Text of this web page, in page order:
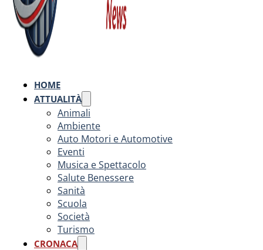
HOME
ATTUALITÀ
Animali
Ambiente
Auto Motori e Automotive
Eventi
Musica e Spettacolo
Salute Benessere
Sanità
Scuola
Società
Turismo
CRONACA